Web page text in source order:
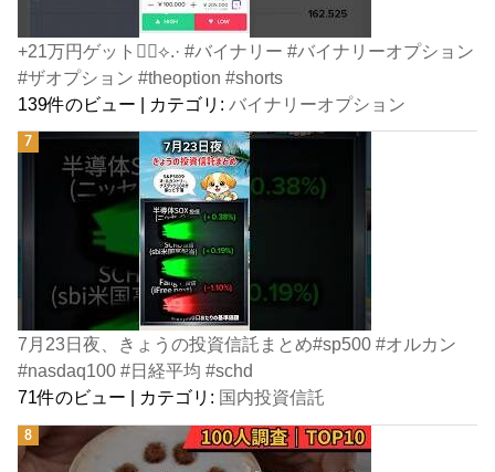
+21万円ゲット👍🏻⟡.· #バイナリー #バイナリーオプション
#ザオプション #theoption #shorts
139件のビュー | カテゴリ:バイナリーオプション
7月23日夜、きょうの投資信託まとめ#sp500 #オルカン
#nasdaq100 #日経平均 #schd
71件のビュー | カテゴリ: 国内投資信託